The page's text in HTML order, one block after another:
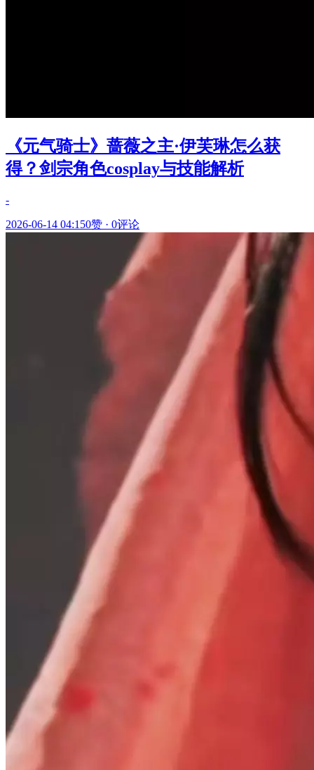
《元气骑士》蔷薇之主·伊芙琳怎么获
得？剑宗角色cosplay与技能解析
-
2026-06-14 04:150赞 · 0评论